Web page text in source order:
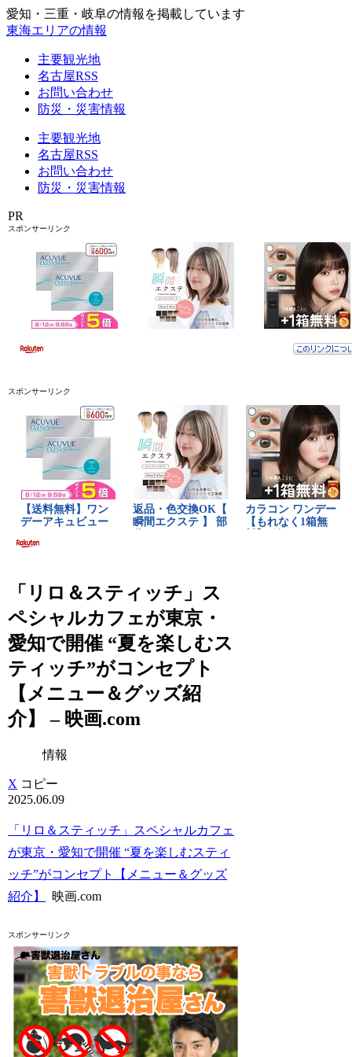
愛知・三重・岐阜の情報を掲載しています
東海エリアの情報
主要観光地
名古屋RSS
お問い合わせ
防災・災害情報
主要観光地
名古屋RSS
お問い合わせ
防災・災害情報
PR
スポンサーリンク
スポンサーリンク
「リロ＆スティッチ」ス
ペシャルカフェが東京・
愛知で開催 “夏を楽しむス
ティッチ”がコンセプト
【メニュー＆グッズ紹
介】 – 映画.com
情報
X コピー
2025.06.09
「リロ＆スティッチ」スペシャルカフェ
が東京・愛知で開催 “夏を楽しむスティ
ッチ”がコンセプト【メニュー＆グッズ
紹介】
映画.com
スポンサーリンク